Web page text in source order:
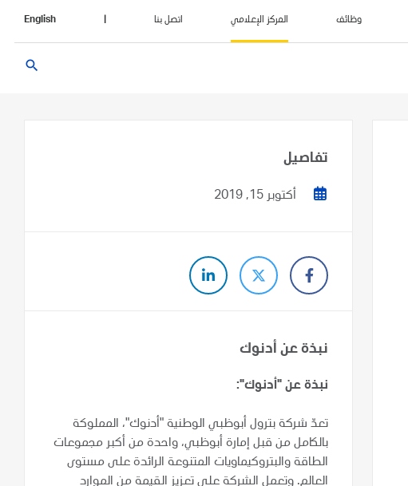
وظائف المركز الإعلامي اتصل بنا English
search
تفاصيل
أكتوبر 15, 2019
نبذة عن أدنوك
نبذة عن "أدنوك":
تعدّ شركة بترول أبوظبي الوطنية "أدنوك"، المملوكة
بالكامل من قبل إمارة أبوظبي، واحدة من أكبر مجموعات
الطاقة والبتروكيماويات المتنوعة الرائدة على مستوى
العالم. وتعمل الشركة على تعزيز القيمة من الموارد